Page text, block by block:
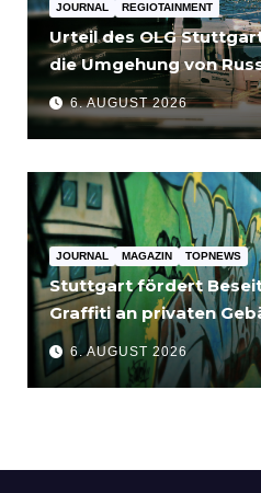
JOURNAL REGIOTAINMENT
Urteil des OLG
die Umgehung von
für Unternehmen
6. AUGUST 2026
JOURNAL MAGAZIN TOPNEWS
Stuttgart fördert
Graffiti an privaten
bis 3.500 Euro
6. AUGUST 2026